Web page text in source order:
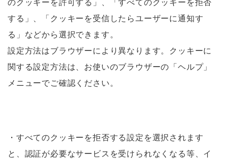
のクッキーを許可する」、「すべてのクッキーを拒否
する」、「クッキーを受信したらユーザーに通知す
る」などから選択できます。
設定方法はブラウザーにより異なります。クッキーに
関する設定方法は、お使いのブラウザーの「ヘルプ」
メニューでご確認ください。
・すべてのクッキーを拒否する設定を選択されます
と、認証が必要なサービスを受けられなくなる等、イ